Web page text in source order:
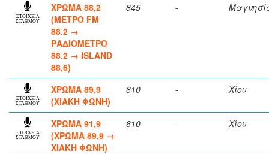
ΣΤΟΙΧΕΙΑ
ΣΤΑΘΜΟΥ
ΧΡΩΜΑ 88,2
(ΜΕΤΡΟ FM
88.2 →
ΡΑΔΙΟΜΕΤΡΟ
88.2 → ISLAND
88,6)
845 -
ΣΤΟΙΧΕΙΑ
ΣΤΑΘΜΟΥ
ΧΡΩΜΑ 89,9
(ΧΙΑΚΗ ΦΩΝΗ)
610 - Χίου
ΣΤΟΙΧΕΙΑ
ΣΤΑΘΜΟΥ
ΧΡΩΜΑ 91,9
(ΧΡΩΜΑ 89,9 →
ΧΙΑΚΗ ΦΩΝΗ)
610 - Χίου